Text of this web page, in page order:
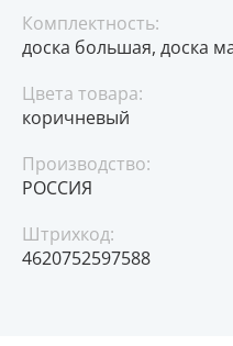
Комплектность:
доска большая, доска
Цвета товара:
коричневый
Производство:
РОССИЯ
Штрихкод:
4620752597588